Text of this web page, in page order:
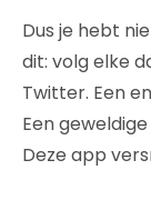
Dus je hebt
dit: volg elke
Twitter. Een
Een
Deze app